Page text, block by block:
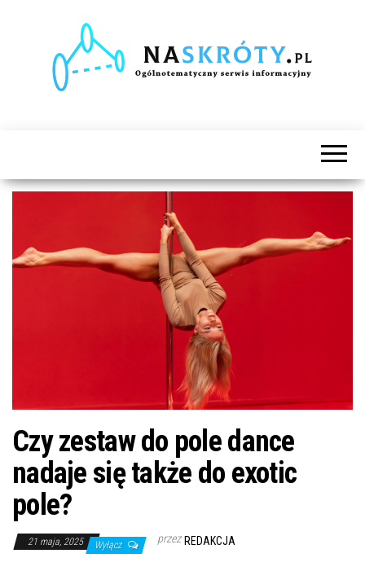
Czy zestaw do pole dance
nadaje się także do exotic
pole?
21 maja, 2025 Wyłącz przez REDAKCJA